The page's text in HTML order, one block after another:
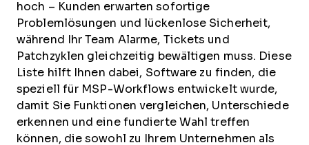
hoch – Kunden erwarten sofortige
Problemlösungen und lückenlose Sicherheit,
während Ihr Team Alarme, Tickets und
Patchzyklen gleichzeitig bewältigen muss. Diese
Liste hilft Ihnen dabei, Software zu finden, die
speziell für MSP-Workflows entwickelt wurde,
damit Sie Funktionen vergleichen, Unterschiede
erkennen und eine fundierte Wahl treffen
können, die sowohl zu Ihrem Unternehmen als